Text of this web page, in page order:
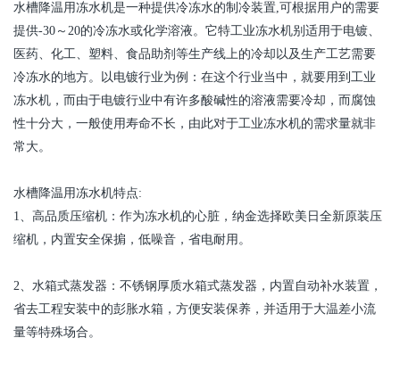
水槽降温用冻水机是一种提供冷冻水的制冷装置,可根据用户的需要
提供-30 ～ 20的冷冻水或化学溶液。它特工业冻水机别适用于电镀、
医药、化工、塑料、食品助剂等生产线上的冷却以及生产工艺需要
冷冻水的地方。以电镀行业为例：在这个行业当中，就要用到工业
冻水机 ，而由于电镀行业中有许多酸碱性的溶液需要冷却，而腐蚀
性十分大，一般使用寿命不长，由此对于工业冻水机的需求量就非
常大。
水槽降温用冻水机特点:
1、高品质压缩机：作为冻水机的心脏，纳金选择欧美日全新原装压
缩机，内置安全保掮，低噪音，省电耐用。
2、水箱式蒸发器：不锈钢厚质水箱式蒸发器，内置自动补水装置，
省去工程安装中的彭胀水箱，方便安装保养，并适用于大温差小流
量等特殊场合。